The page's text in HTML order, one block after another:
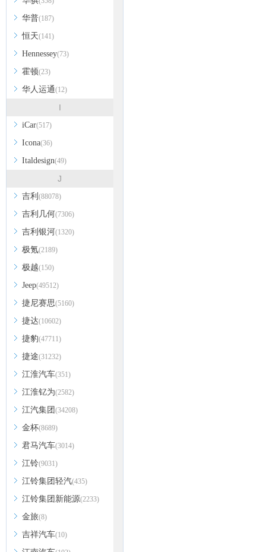
华普(187)
恒天(141)
Hennessey(73)
霍顿(23)
华人运通(12)
I
iCar(517)
Icona(36)
Italdesign(49)
J
吉利 (88078)
吉利几何(7306)
吉利银河(1320)
极氪(2189)
极越(150)
Jeep(49512)
捷尼赛思(5160)
捷达(10602)
捷豹(47711)
捷途(31232)
江淮汽车(351)
江淮钇为(2582)
江汽集团 (34208)
金杯(8689)
君马汽车(3014)
江铃(9031)
江铃集团轻汽(435)
江铃集团新能源(2233)
金旅(8)
吉祥汽车(10)